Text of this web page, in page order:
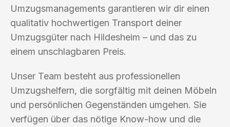
Umzugsmanagements garantieren wir dir einen
qualitativ hochwertigen Transport deiner
Umzugsgüter nach Hildesheim – und das zu
einem unschlagbaren Preis.
Unser Team besteht aus professionellen
Umzugshelfern, die sorgfältig mit deinen Möbeln
und persönlichen Gegenständen umgehen. Sie
verfügen über das nötige Know-how und die